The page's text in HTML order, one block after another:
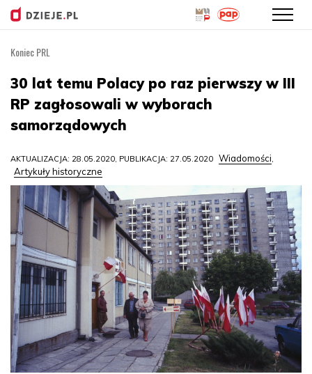
treści
Koniec PRL
30 lat temu Polacy po raz pierwszy w III
RP zagłosowali w wyborach
samorządowych
AKTUALIZACJA: 28.05.2020, PUBLIKACJA: 27.05.2020 Wiadomości,
Artykuły historyczne